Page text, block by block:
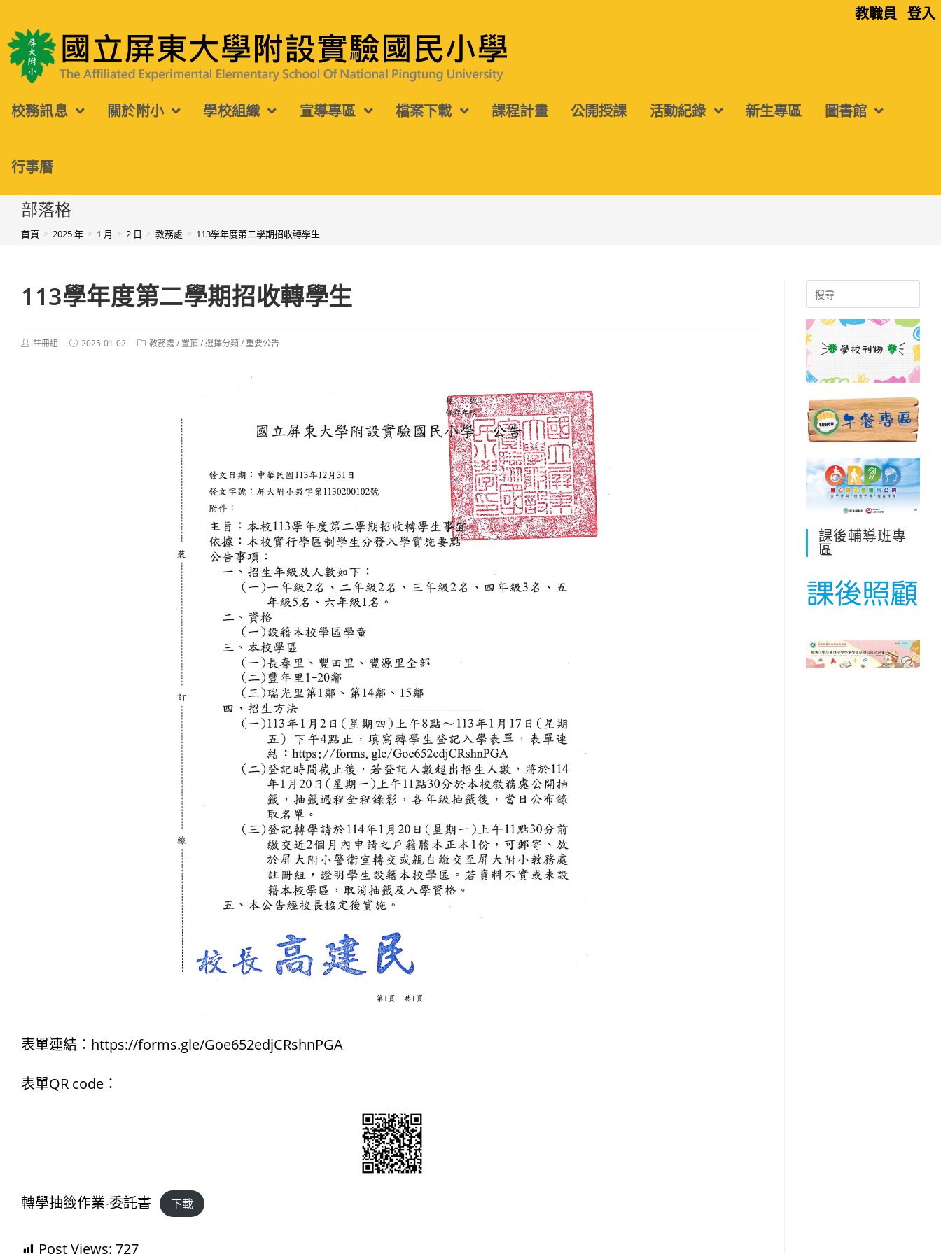
轉
至
要
容
教職員 登入
國立屏東大學附設實驗國民小學
校務訊息 關於附小 學校組織 宣導專區 檔案下載 課程計畫 公開授課 活動紀錄 新生專區 圖書館
行事曆
部落格
首頁 > 2025 年 > 1 月 > 2 日 > 教務處 > 113學年度第二學期招收轉學生
113學年度第二學期招收轉學生
Post註冊組
Post2025-01-02
Post教務處 / 置頂/選擇分類/重要公告
表單連結： https://forms.gle/Goe652edjCRshnPGA
表單QR code：
轉學抽籤作業-委託書 下載
Post Views: 727
Search
for:
課後輔導班專
區